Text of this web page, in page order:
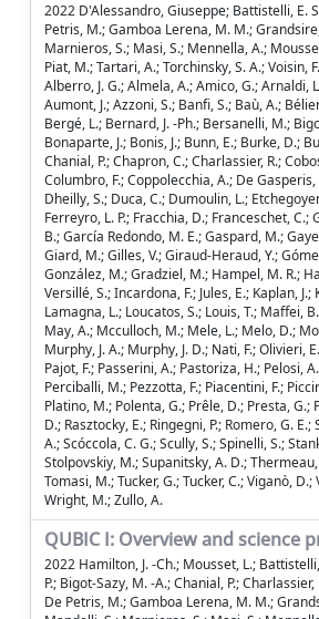
2022 D'Alessandro, Giuseppe; Battistelli, E.
Petris, M.; Gamboa Lerena, M. M.;
Marnieros, S.; Masi, S.; Mennella, A.;
Piat, M.; Tartari, A.; Torchinsky, S. A.; Voisin,
Alberro, J. G.; Almela, A.; Amico, G.; Arnaldi,
Aumont, J.; Azzoni, S.; Banfi, S.; Baù, A.;
Bergé, L.; Bernard, J. -Ph.; Bersanelli, M.;
Bonaparte, J.; Bonis, J.; Bunn, E.; Burke, D.;
Chanial, P.; Chapron, C.; Charlassier, R.;
Columbro, F.; Coppolecchia, A.; De Gasperis,
Dheilly, S.; Duca, C.; Dumoulin, L.;
Ferreyro, L. P.; Fracchia, D.; Franceschet, C.;
B.; García Redondo, M. E.; Gaspard, M.;
Giard, M.; Gilles, V.; Giraud-Heraud, Y.;
González, M.; Gradziel, M.; Hampel, M. R.;
Versillé, S.; Incardona, F.; Jules, E.; Kaplan, J.;
Lamagna, L.; Loucatos, S.; Louis, T.; Maffei,
May, A.; Mcculloch, M.; Mele, L.; Melo, D.;
Murphy, J. A.; Murphy, J. D.; Nati, F.; Olivieri,
Pajot, F.; Passerini, A.; Pastoriza, H.; Pelosi,
Perciballi, M.; Pezzotta, F.; Piacentini, F.;
Platino, M.; Polenta, G.; Prêle, D.; Presta, G.;
D.; Rasztocky, E.; Ringegni, P.; Romero, G. E.;
A.; Scóccola, C. G.; Scully, S.; Spinelli, S.;
Stolpovskiy, M.; Supanitsky, A. D.; Thermeau,
Tomasi, M.; Tucker, G.; Tucker, C.; Viganò,
Wright, M.; Zullo, A.
QUBIC I: Overview and science
2022 Hamilton, J. -Ch.; Mousset, L.;
P.; Bigot-Sazy, M. -A.; Chanial, P.;
De Petris, M.; Gamboa Lerena, M. M.;